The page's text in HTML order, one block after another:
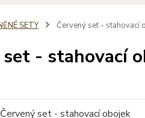
SETY Červený set - stahovací
- stahovací